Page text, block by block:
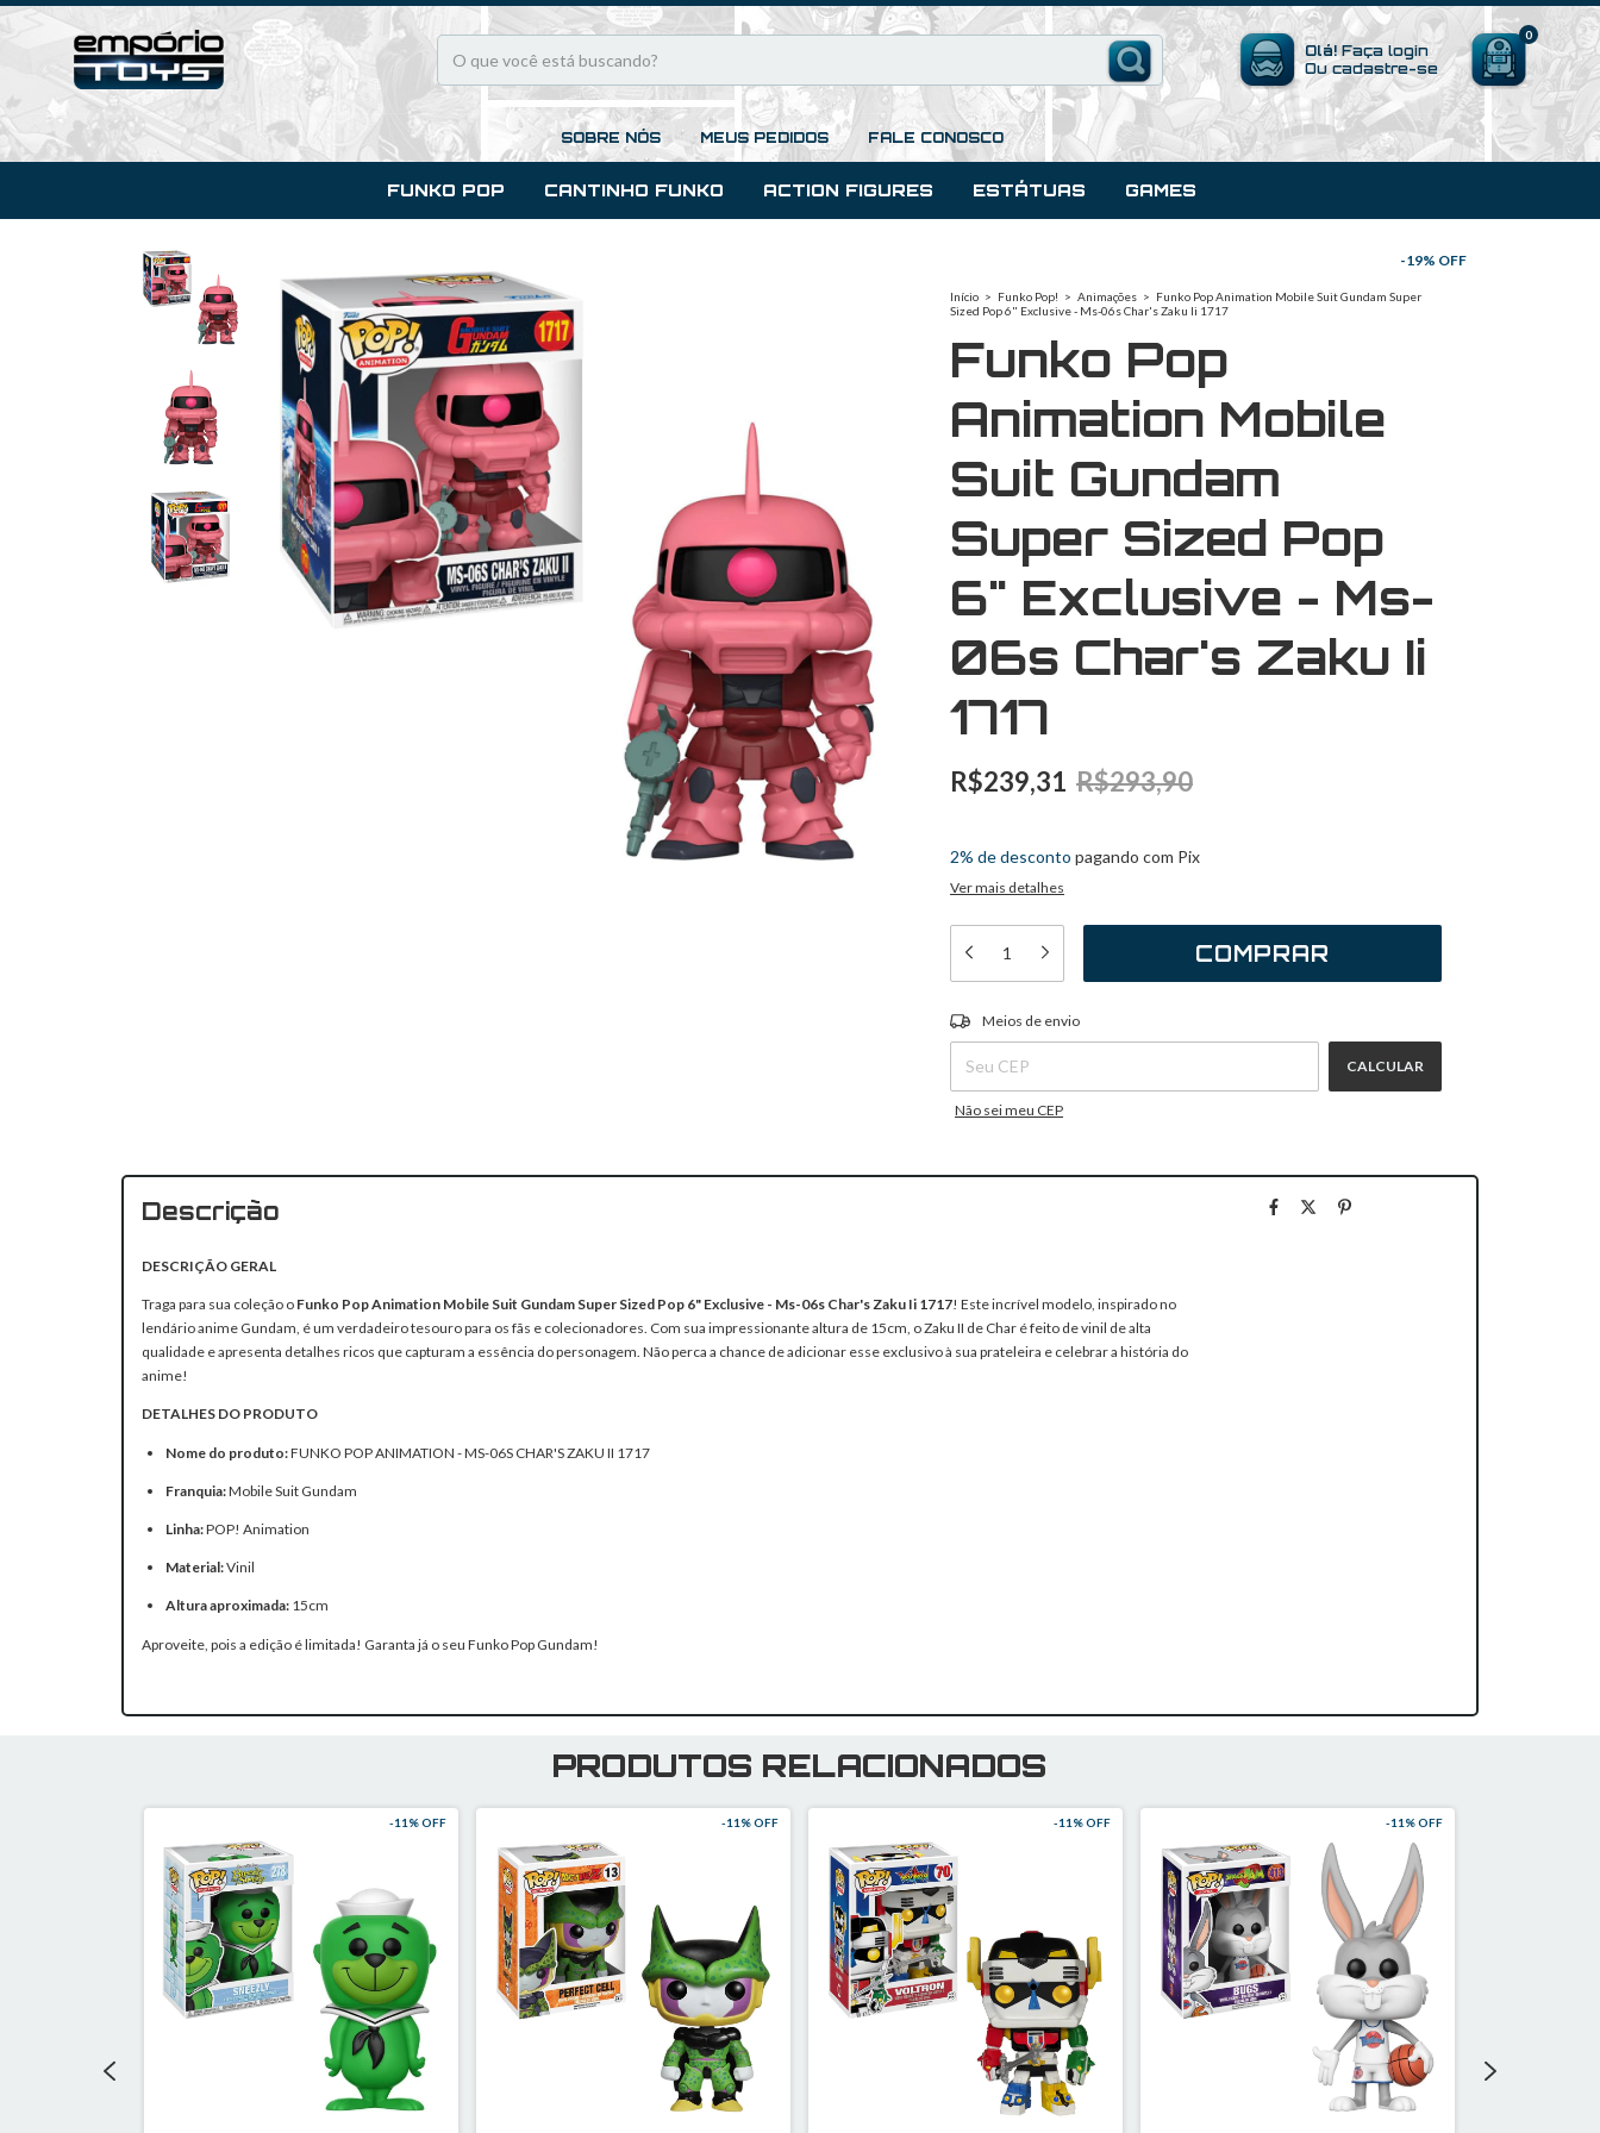
Olá! Faça login
Ou cadastre-se
0
SOBRE NÓS MEUS PEDIDOS FALE CONOSCO
FUNKO POP CANTINHO FUNKO ACTION FIGURES ESTÁTUAS GAMES
Início > Funko Pop! > Animações > Funko Pop Animation Mobile Suit Gundam Super
Sized Pop 6" Exclusive - Ms-06s Char's Zaku Ii 1717
Funko Pop
Animation Mobile
Suit Gundam
Super Sized Pop
6" Exclusive - Ms-
06s Char's Zaku Ii
1717
-19% OFF
R$239,31 R$293,90
2% de desconto pagando com Pix
Ver mais detalhes
Entregas para o CEP:
Meios de envio
CALCULAR
Não sei meu CEP
Descrição
DESCRIÇÃO GERAL
Traga para sua coleção o Funko Pop Animation Mobile Suit Gundam Super Sized Pop 6" Exclusive - Ms-06s Char's Zaku Ii 1717! Este incrível modelo, inspirado no
lendário anime Gundam, é um verdadeiro tesouro para os fãs e colecionadores. Com sua impressionante altura de 15cm, o Zaku II de Char é feito de vinil de alta
qualidade e apresenta detalhes ricos que capturam a essência do personagem. Não perca a chance de adicionar esse exclusivo à sua prateleira e celebrar a história do
anime!
DETALHES DO PRODUTO
Nome do produto:FUNKO POP ANIMATION - MS-06S CHAR'S ZAKU II 1717
Franquia:Mobile Suit Gundam
Linha:POP! Animation
Material:Vinil
Altura aproximada: 15cm
Aproveite, pois a edição é limitada! Garanta já o seu Funko Pop Gundam!
PRODUTOS RELACIONADOS
-11 % OFF -11 % OFF -11 % OFF -11 % OFF